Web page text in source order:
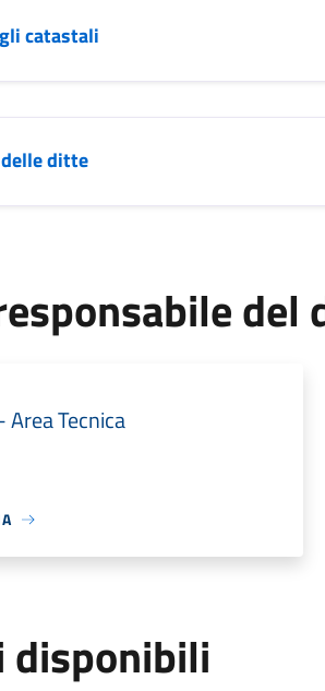
catastali
ditte
del
Area Tecnica
disponibili